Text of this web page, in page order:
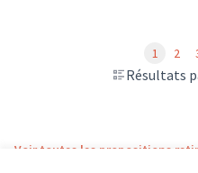
Résultats
1 2
Voir toutes les propositions